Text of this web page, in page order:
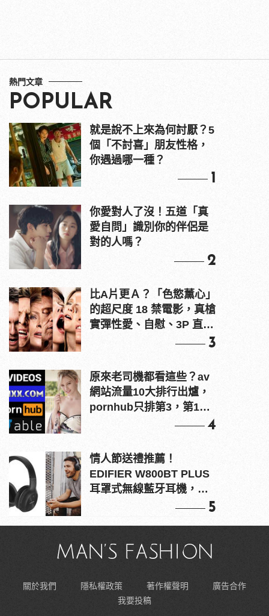
熱門文章
POPULAR
就是說不上來為何討厭？5
個「不討喜」朋友性格，
你遇過哪一種？
1
你愛對人了沒！五道「真
愛自問」識別你的伴侶是
對的人嗎？
2
比A片更Ａ？「色慾薰心」
的超尺度 18 禁電影，真槍
實彈性愛、自慰、3P 直接
3
原來老司機都看這些？av
網站流量10大排行出爐，
pornhub只排第3，第1名
4
情人節送禮推薦！
EDIFIER W800BT PLUS
耳罩式無線藍牙耳機，在
5
關於我們 隱私權政策 著作權聲明
廣告合作
我要投稿